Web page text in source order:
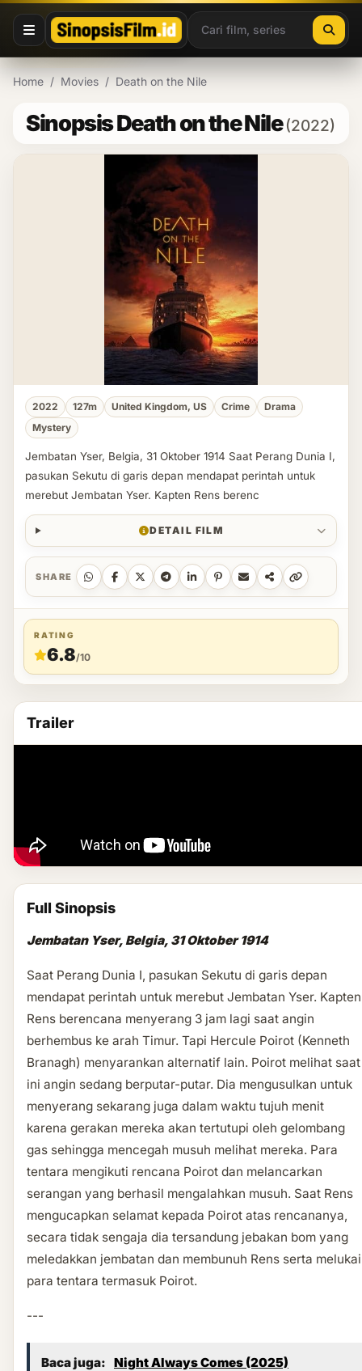
Lewati ke konten
Home / Movies / Death on the Nile
Sinopsis Death on the Nile(2022)
2022 127m United Kingdom, US Crime
Drama
Mystery
Jembatan Yser, Belgia, 31 Oktober 1914 Saat Perang Dunia I,
pasukan Sekutu di garis depan mendapat perintah untuk
merebut Jembatan Yser. Kapten Rens berenc
DETAIL FILM
SHARE
RATING
6.8/10
Trailer
Full Sinopsis
Jembatan Yser, Belgia, 31 Oktober 1914
Saat Perang Dunia I, pasukan Sekutu di garis depan
mendapat perintah untuk merebut Jembatan Yser. Kapten
Rens berencana menyerang 3 jam lagi saat angin
berhembus ke arah Timur. Tapi Hercule Poirot (Kenneth
Branagh) menyarankan alternatif lain. Poirot melihat saat
ini angin sedang berputar-putar. Dia mengusulkan untuk
menyerang sekarang juga dalam waktu tujuh menit
karena gerakan mereka akan tertutupi oleh gelombang
gas sehingga mencegah musuh melihat mereka. Para
tentara mengikuti rencana Poirot dan melancarkan
serangan yang berhasil mengalahkan musuh. Saat Rens
mengucapkan selamat kepada Poirot atas rencananya,
secara tidak sengaja dia tersandung jebakan bom yang
meledakkan jembatan dan membunuh Rens serta melukai
para tentara termasuk Poirot.
---
Baca juga: Night Always Comes (2025)